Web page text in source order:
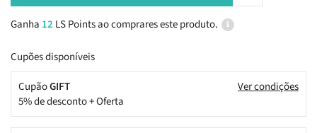
Ganha 12 LS Points ao comprares este produto.
Cupões disponíveis
CupãoGIFT
5% de desconto + Oferta
Ver condições